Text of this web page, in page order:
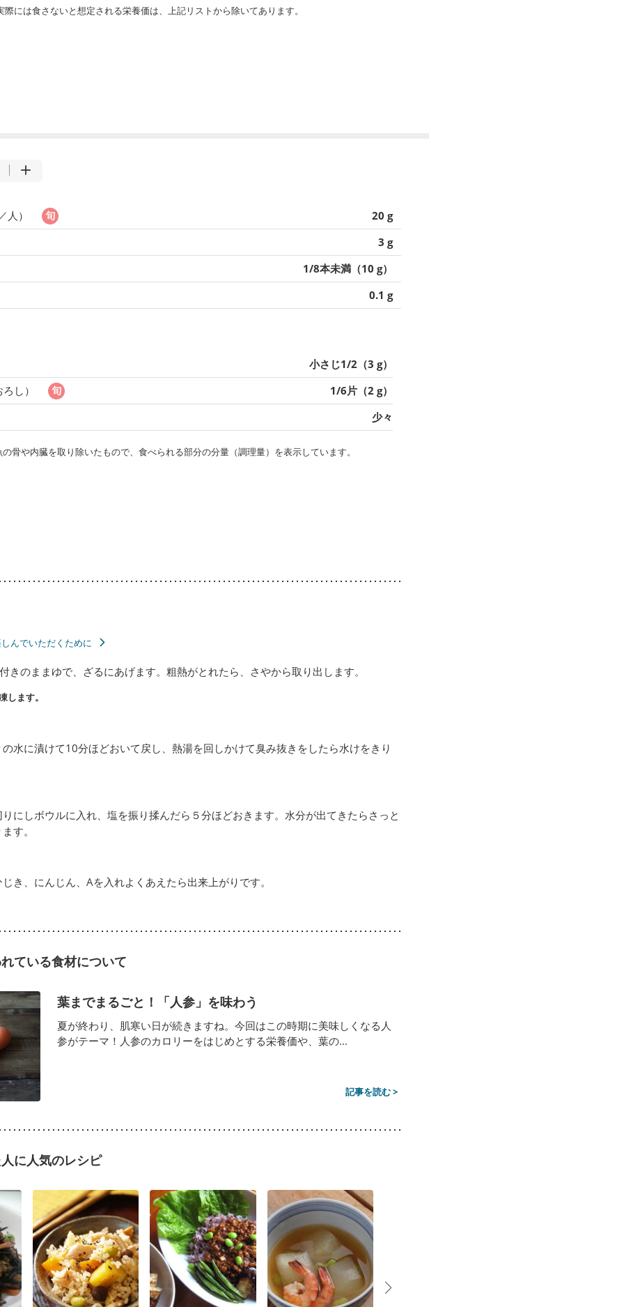
には食さないと想定される栄養価は、上記リストから除いてあります。
人）
20 g
3 g
1/8本未満（10 g）
0.1 g
小さじ1/2（3 g）
し）
1/6片（2 g）
少々
骨や内臓を取り除いたもので、食べられる部分の分量（調理量）を表示しています。
んでいただくために
きのままゆで、ざるにあげます。粗熱がとれたら、さやから取り出します。
します。
水に漬けて10分ほどおいて戻し、熱湯を回しかけて臭み抜きをしたら水けをきり
にしボウルに入れ、塩を振り揉んだら５分ほどおきます。水分が出てきたらさっと
す。
き、にんじん、Aを入れよくあえたら出来上がりです。
ている食材について
葉までまるごと！「人参」を味わう
夏が終わり、肌寒い日が続きますね。今回はこの時期に美味しくなる人
参がテーマ！人参のカロリーをはじめとする栄養価や、葉の...
記事を読む >
に人気のレシピ